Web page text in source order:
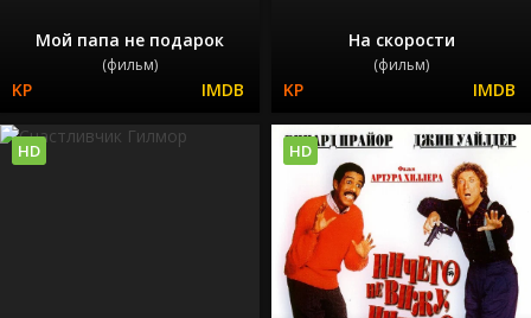
Мой папа не подарок
(фильм)
На скорости
(фильм)
HD HD